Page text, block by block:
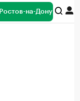
Ростов-на-Дону